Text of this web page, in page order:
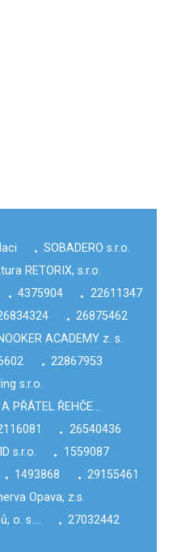
• SOBADERO s.r.o.
RETORIX, s.r.o.
• 4375904 • 22611347
• 26875462
ACADEMY z. s.
• 22867953
s.r.o.
PŘÁTEL ŘEHČE…
• 26540436
s.r.o. • 1559087
• 1493868 • 29155461
Opava, z.s.
o. s.… • 27032442